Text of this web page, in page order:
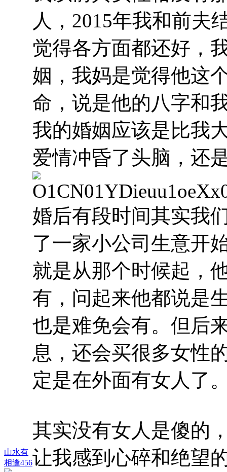
山水有
相逢456
人， 2015年我和前夫
觉得各方面都还好，
姻，我妈是觉得他这
命，说是他的八字和
我的婚姻应该是比我
爱情冲昏了头脑，还
婚后有段时间其实我
了一家小公司生意开
就是从那个时候起，
有，问起来他都说是
也是难免会有。但后
息，还会买很多女性
定是在外面有女人了
其实没有女人是傻的
让我感到心碎和绝望